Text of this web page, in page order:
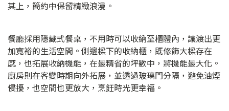
其上，簡約中保留精緻浪漫。
餐廳採用隱藏式餐桌，不用時可以收納至櫃體內，讓渡出更
加寬裕的生活空間。側邊樑下的收納櫃，既修飾大樑存在
感，也拓展收納機能，在最精省的坪數中，將機能最大化。
廚房則在客變時期向外拓展，並透過玻璃門分隔，避免油煙
侵擾，也空間也更放大，烹飪時光更幸福。